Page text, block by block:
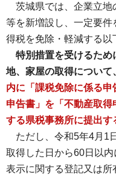
茨城県では、企業立地
等を新増設し、一定要件
得税を免除・軽減する以
特別措置を受けるため
地、家屋の取得について
内に「課税免除に係る
申告書」を「不動産取
する県税事務所に提出す
ただし、令和5年4月1
取得した日から60日以
表示に関する登記又は所